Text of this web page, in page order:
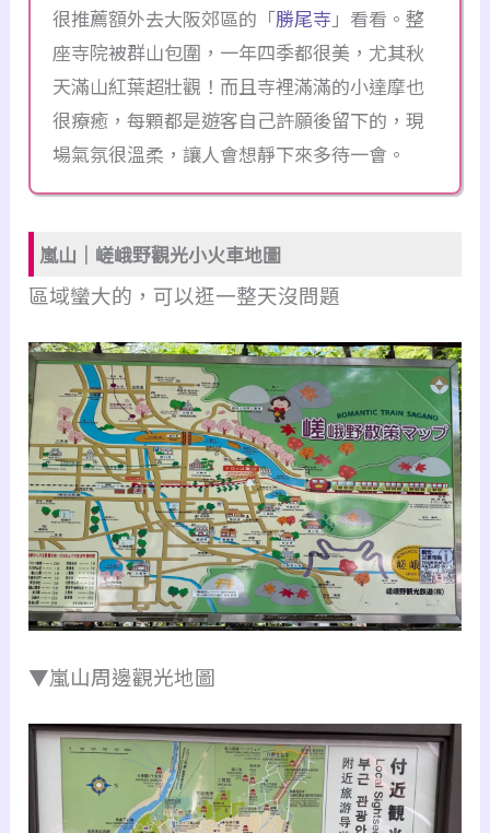
很推薦額外去大阪郊區的「勝尾寺 」看看。整
座寺院被群山包圍，一年四季都很美，尤其秋
天滿山紅葉超壯觀！而且寺裡滿滿的小達摩也
很療癒，每顆都是遊客自己許願後留下的，現
場氣氛很溫柔，讓人會想靜下來多待一會。
嵐山｜嵯峨野觀光小火車地圖
區域蠻大的，可以逛一整天沒問題
▼嵐山周邊觀光地圖